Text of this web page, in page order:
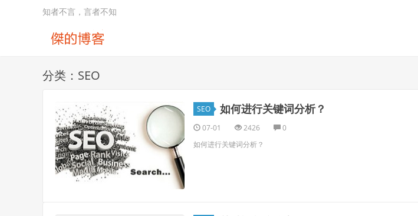
知者不言，言者不知
分类：SEO
SEO 如何进行关键词分析？
07-01 2426
0
如何进行关键词分析？